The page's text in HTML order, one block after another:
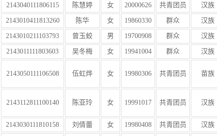
2143040111806115 陈慧婷 女 20000626 共青团员 汉族
2143010411813260 陈华 女 19860330 群众 汉族
2143010211103793 曾玉蛟 男 19700908 群众 汉族
2143011111803603 吴冬梅 女 19941004 群众 汉族
2143050111106508 伍虹烨 女 19980306 共青团员 苗族
2143112811100140 陈亚玲 女 19991017 共青团员 汉族
2143030111810158 刘倩蕾 女 19980408 共青团员 汉族